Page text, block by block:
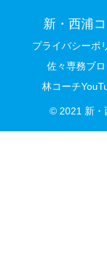
新・西浦
プライバシーポ
佐々専務ブ
林コーチ
© 2021 新・